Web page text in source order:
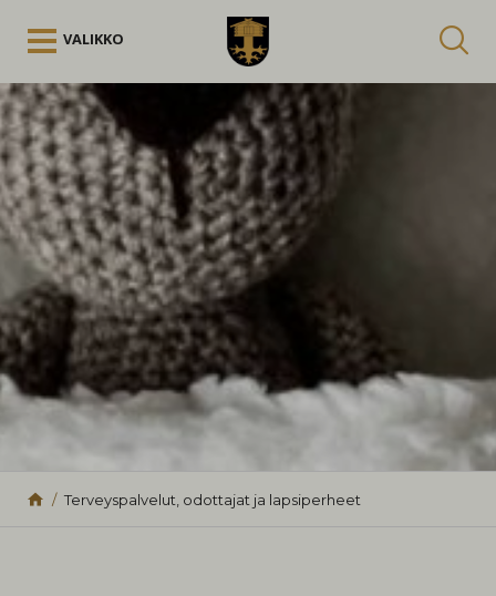
VALIKKO
Kuuntele
Terveyspalvelut, odottajat ja lapsiperheet